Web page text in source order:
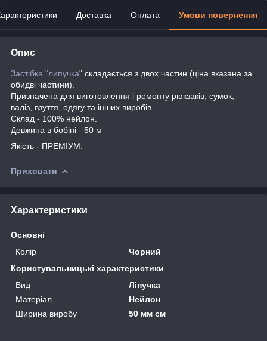
Доставка Оплата Умови повернення
Опис
Застібка "липучка" складається з двох частин (ціна вказана за
обидві частини).
Призначена для виготовлення і ремонту рюкзаків, сумок,
валіз, взуття, одягу та інших виробів.
Склад - 100% нейлон.
Довжина в бобіні - 50 м
Якість - ПРЕМІУМ.
Приховати
Характеристики
Основні
Колір
Чорний
Користувальницькі характеристики
Вид
Ліпучка
Матеріал
Нейлон
Ширина виробу
50 мм см